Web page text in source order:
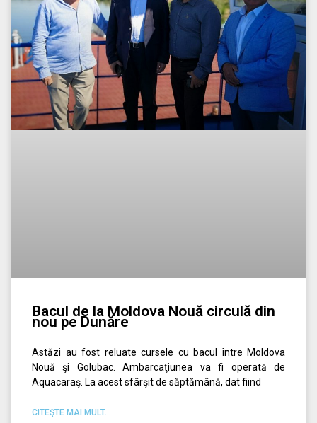
Bacul de la Moldova Nouă circulă din
nou pe Dunăre
Astăzi au fost reluate cursele cu bacul între Moldova
Nouă şi Golubac. Ambarcaţiunea va fi operată de
Aquacaraş. La acest sfârşit de săptămână, dat fiind
CITEŞTE MAI MULT...